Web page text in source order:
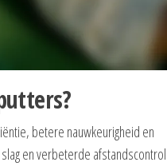
betere nauwkeurigheid en
en verbeterde